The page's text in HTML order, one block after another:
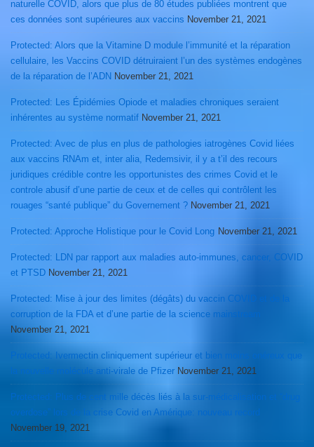
naturelle COVID, alors que plus de 80 études publiées montrent que
ces données sont supérieures aux vaccins November 21, 2021
Protected: Alors que la Vitamine D module l’immunité et la réparation
cellulaire, les Vaccins COVID détruiraient l’un des systèmes endogènes
de la réparation de l’ADN November 21, 2021
Protected: Les Épidémies Opiode et maladies chroniques seraient
inhérentes au système normatif November 21, 2021
Protected: Avec de plus en plus de pathologies iatrogènes Covid liées
aux vaccins RNAm et, inter alia, Redemsivir, il y a t’il des recours
juridiques crédible contre les opportunistes des crimes Covid et le
controle abusif d’une partie de ceux et de celles qui contrôlent les
rouages “santé publique” du Governement ? November 21, 2021
Protected: Approche Holistique pour le Covid Long November 21, 2021
Protected: LDN par rapport aux maladies auto-immunes, cancer, COVID
et PTSD November 21, 2021
Protected: Mise à jour des limites (dégâts) du vaccin COVID et de la
corruption de la FDA et d’une partie de la science mainstream
November 21, 2021
Protected: Ivermectin cliniquement supérieur et bien moins onéreux que
la nouvelle molécule anti-virale de Pfizer November 21, 2021
Protected: Plus de cent mille décès liés à la sur-médicalisation et “drug
overdose” lors de la crise Covid en Amérique: nouveau record
November 19, 2021